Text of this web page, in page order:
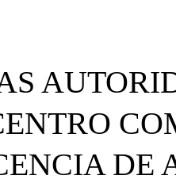
DE